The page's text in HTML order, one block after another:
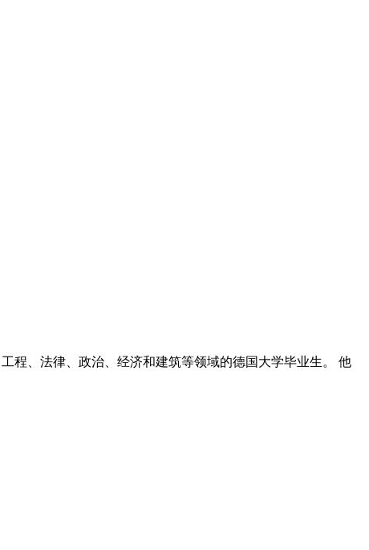
程、法律、政治、经济和建筑等领域的德国大学毕业生。 他